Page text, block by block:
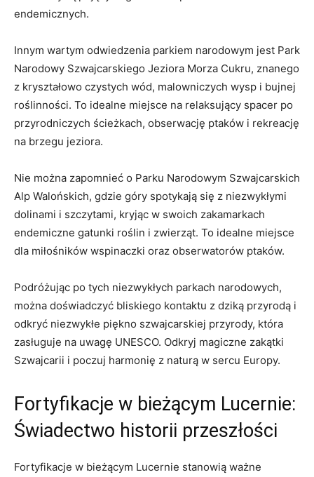
endemicznych.
Innym wartym odwiedzenia parkiem narodowym jest Park
Narodowy Szwajcarskiego Jeziora Morza Cukru, znanego
z kryształowo czystych wód, malowniczych wysp i bujnej
roślinności. To idealne miejsce na relaksujący spacer po
przyrodniczych ścieżkach, obserwację ptaków i rekreację
na brzegu jeziora.
Nie można zapomnieć o Parku Narodowym Szwajcarskich
Alp Walońskich, gdzie góry spotykają się z niezwykłymi
dolinami i szczytami, kryjąc w swoich zakamarkach
endemiczne gatunki roślin i zwierząt. To idealne miejsce
dla miłośników wspinaczki oraz obserwatorów ptaków.
Podróżując po tych niezwykłych parkach narodowych,
można doświadczyć bliskiego kontaktu z dziką przyrodą i
odkryć niezwykłe piękno szwajcarskiej przyrody, która
zasługuje na uwagę UNESCO. Odkryj magiczne zakątki
Szwajcarii i poczuj harmonię z naturą w sercu Europy.
Fortyfikacje w bieżącym Lucernie:
Świadectwo historii przeszłości
Fortyfikacje w bieżącym Lucernie stanowią ważne